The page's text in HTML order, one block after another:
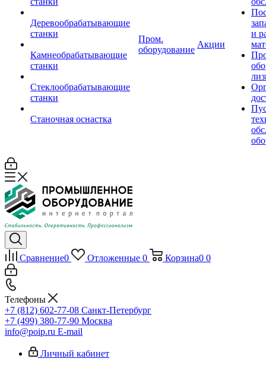
Деревообрабатывающие
станки
Камнеобрабатывающие
станки
Стеклообрабатывающие
станки
Станочная оснастка
Пром.
оборудование
Акции
и
Сравнение0 Отложенные 0 Корзина0 0
Телефоны
+7 (812) 602-77-08 Санкт-Петербург
+7 (499) 380-77-90 Москва
info@poip.ru E-mail
Личный кабинет